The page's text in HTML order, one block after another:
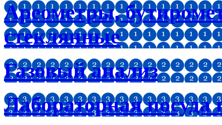
Ареометры,
стеклянные
Газовый анализ
Лабораторная посуда